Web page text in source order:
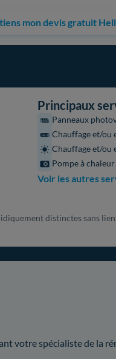
mon devis gratuit
Principaux
Panneaux
Chauffage et/ou
Chauffage et/ou
Pompe à
Voir les autres
distinctes sans
votre spécialiste de la